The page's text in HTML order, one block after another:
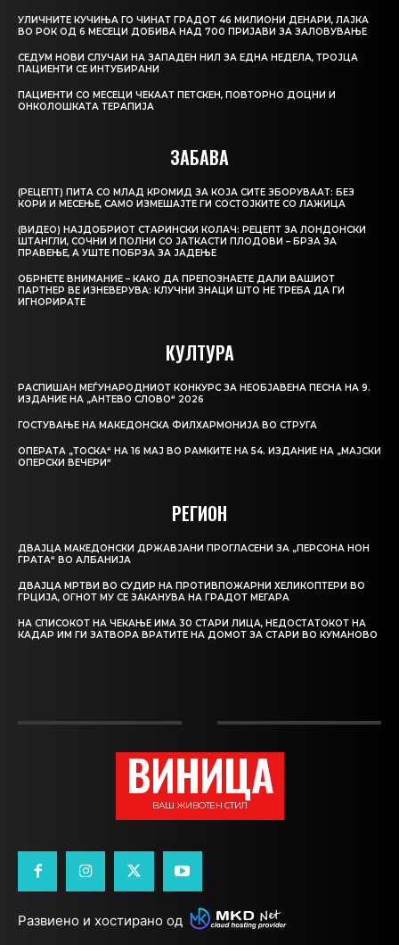
УЛИЧНИТЕ КУЧИЊА ГО ЧИНАТ ГРАДОТ 46 МИЛИОНИ ДЕНАРИ, ЛАЈКА
ВО РОК ОД 6 МЕСЕЦИ ДОБИВА НАД 700 ПРИЈАВИ ЗА ЗАЛОВУВАЊЕ
СЕДУМ НОВИ СЛУЧАИ НА ЗАПАДЕН НИЛ ЗА ЕДНА НЕДЕЛА, ТРОЈЦА
ПАЦИЕНТИ СЕ ИНТУБИРАНИ
ПАЦИЕНТИ СО МЕСЕЦИ ЧЕКААТ ПЕТСКЕН, ПОВТОРНО ДОЦНИ И
ОНКОЛОШКАТА ТЕРАПИЈА
ЗАБАВА
(РЕЦЕПТ) ПИТА СО МЛАД КРОМИД ЗА КОЈА СИТЕ ЗБОРУВААТ: БЕЗ
КОРИ И МЕСЕЊЕ, САМО ИЗМЕШАЈТЕ ГИ СОСТОЈКИТЕ СО ЛАЖИЦА
(ВИДЕО) НАЈДОБРИОТ СТАРИНСКИ КОЛАЧ: РЕЦЕПТ ЗА ЛОНДОНСКИ
ШТАНГЛИ, СОЧНИ И ПОЛНИ СО ЈАТКАСТИ ПЛОДОВИ – БРЗА ЗА
ПРАВЕЊЕ, А УШТЕ ПОБРЗА ЗА ЈАДЕЊЕ
ОБРНЕТЕ ВНИМАНИЕ – КАКО ДА ПРЕПОЗНАЕТЕ ДАЛИ ВАШИОТ
ПАРТНЕР ВЕ ИЗНЕВЕРУВА: КЛУЧНИ ЗНАЦИ ШТО НЕ ТРЕБА ДА ГИ
ИГНОРИРАТЕ
КУЛТУРА
РАСПИШАН МЕЃУНАРОДНИОТ КОНКУРС ЗА НЕОБЈАВЕНА ПЕСНА НА 9.
ИЗДАНИЕ НА „АНТЕВО СЛОВО“ 2026
ГОСТУВАЊЕ НА МАКЕДОНСКА ФИЛХАРМОНИЈА ВО СТРУГА
ОПЕРАТА „ТОСКА“ НА 16 МАЈ ВО РАМКИТЕ НА 54. ИЗДАНИЕ НА „МАЈСКИ
ОПЕРСКИ ВЕЧЕРИ“
РЕГИОН
ДВАЈЦА МАКЕДОНСКИ ДРЖАВЈАНИ ПРОГЛАСЕНИ ЗА „ПЕРСОНА НОН
ГРАТА“ ВО АЛБАНИЈА
ДВАЈЦА МРТВИ ВО СУДИР НА ПРОТИВПОЖАРНИ ХЕЛИКОПТЕРИ ВО
ГРЦИЈА, ОГНОТ МУ СЕ ЗАКАНУВА НА ГРАДОТ МЕГАРА
НА СПИСОКОТ НА ЧЕКАЊЕ ИМА 30 СТАРИ ЛИЦА, НЕДОСТАТОКОТ НА
КАДАР ИМ ГИ ЗАТВОРА ВРАТИТЕ НА ДОМОТ ЗА СТАРИ ВО КУМАНОВО
ВИНИЦА
ВАШ ЖИВОТЕН СТИЛ
Развиено и хостирано од